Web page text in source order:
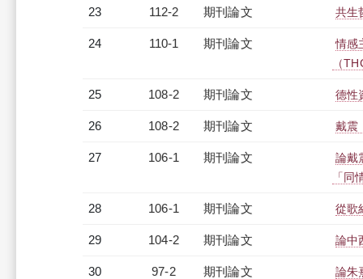
23 112-2 期刊論文 共生
24 110-1 期刊論文
情感
（
25 108-2 期刊論文 德性
26 108-2 期刊論文 戴震
27 106-1 期刊論文
論戴
「
28 106-1 期刊論文 從歌
29 104-2 期刊論文 論中
30 97-2 期刊論文 論朱